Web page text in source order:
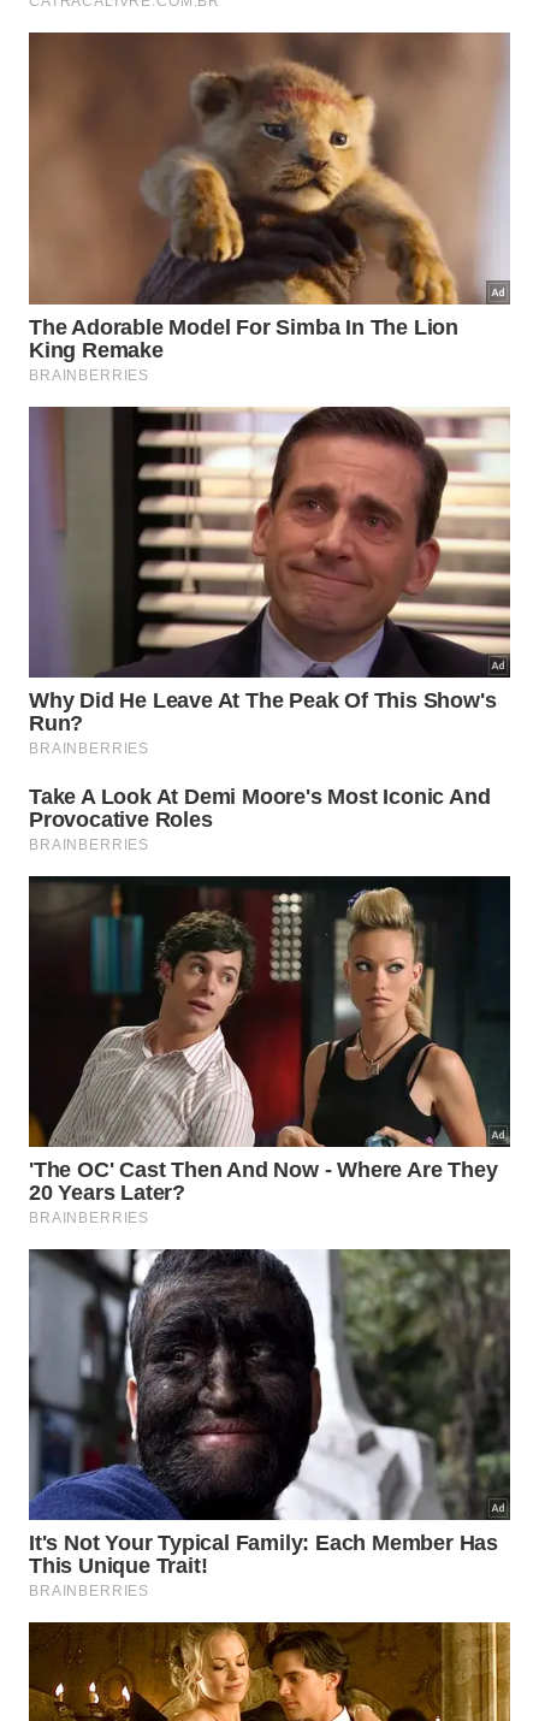
Evite a contaminação cruzada
Os panos utilizados na culinária carregam
resíduos orgânicos pesados que servem de
alimento para germes nocivos.
Higienizar essas peças separadamente das
toalhas corporais protege a saúde e garante
um ambiente muito mais protegido.
acelera o crescimento de fungos invisíveis nas
superfícies de tecido. Separar as cargas de lavagem
traz benefícios práticos imediatos para a rotina
diária domésticas, conforme demonstram ospontos
cruciais apresentados aseguir.
Preservação total do aroma fresco das peças de
Redução drástica do risco de infecções
intestinais na família.
Aumento significativo da vida útil das fibras
têxteis.
Como proteger a toalha de banho
contra resíduos?
As peças corporais necessitam de suavidade
extrema para garantir o conforto ideal após um dia
longo de trabalho. Quando misturadas com panos
gordurosos, elas absorvem detritos minúsculos que
deixam o tecidoáspero e reduzem acapacidade
de
absorção de água.